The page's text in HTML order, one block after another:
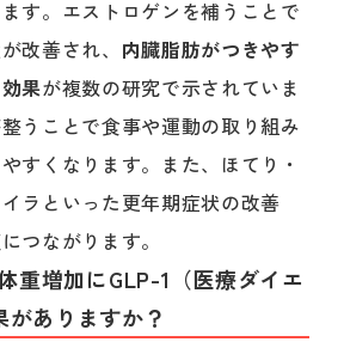
す。エストロゲンを補うことで
改善され、 内臓脂肪がつきやす
果が複数の研究で示されていま
うことで食事や運動の取り組み
すくなります。また、ほてり・
ラといった更年期症状の改善
つながります。
重増加にGLP-1（医療ダイエ
がありますか？